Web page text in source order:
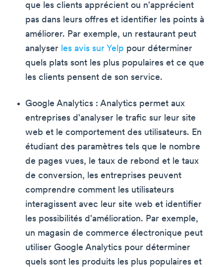
que les clients apprécient ou n'apprécient
pas dans leurs offres et identifier les points à
améliorer. Par exemple, un restaurant peut
analyser les avis sur Yelp pour déterminer
quels plats sont les plus populaires et ce que
les clients pensent de son service.
Google Analytics : Analytics permet aux
entreprises d'analyser le trafic sur leur site
web et le comportement des utilisateurs. En
étudiant des paramètres tels que le nombre
de pages vues, le taux de rebond et le taux
de conversion, les entreprises peuvent
comprendre comment les utilisateurs
interagissent avec leur site web et identifier
les possibilités d'amélioration. Par exemple,
un magasin de commerce électronique peut
utiliser Google Analytics pour déterminer
quels sont les produits les plus populaires et